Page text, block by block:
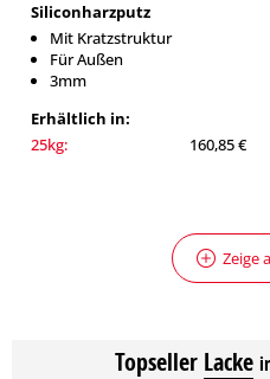
Siliconharzputz
Mit Kratzstruktur
Für Außen
3mm
Erhältlich in:
25kg:
160,85 €
Zeige
Topseller Lacke